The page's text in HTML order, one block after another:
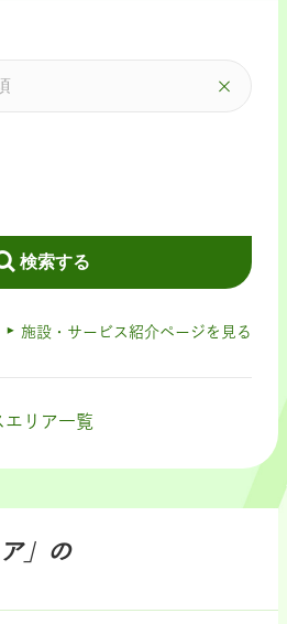
検索する
施設・サービス紹介ページを見る
エリア一覧
」の